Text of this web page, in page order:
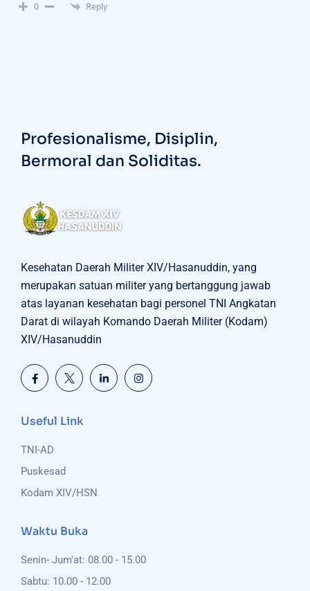
0 Reply
Profesionalisme, Disiplin,
Bermoral dan Soliditas.
Kesehatan Daerah Militer XIV/Hasanuddin, yang
merupakan satuan militer yang bertanggung jawab
atas layanan kesehatan bagi personel TNI Angkatan
Darat di wilayah Komando Daerah Militer (Kodam)
XIV/Hasanuddin
Useful Link
TNI-AD
Puskesad
Kodam XIV/HSN
Waktu Buka
Senin- Jum'at: 08.00 - 15.00
Sabtu: 10.00 - 12.00